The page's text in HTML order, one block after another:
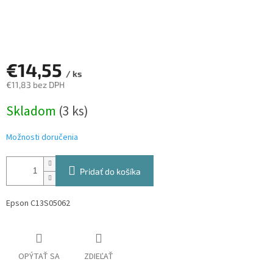
€14,55 / ks
€11,83 bez DPH
cena:
Skladom (3 ks)
Možnosti doručenia
Pridať do košíka
Epson C13S05062
OPÝTAŤ SA ZDIEĽAŤ